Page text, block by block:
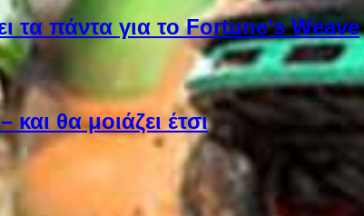
πάντα για το Fortune’s Weave
θα μοιάζει έτσι